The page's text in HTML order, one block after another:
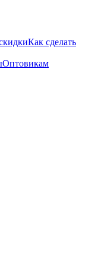
Как сделать
Оптовикам